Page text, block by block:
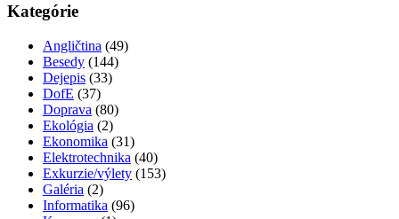
Kategórie
Angličtina (49)
Besedy (144)
Dejepis (33)
DofE (37)
Doprava (80)
Ekológia (2)
Ekonomika (31)
Elektrotechnika (40)
Exkurzie/výlety (153)
Galéria (2)
Informatika (96)